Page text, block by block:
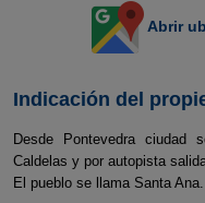
Abrir
Indicación del
Desde Pontevedra ciudad
Caldelas y por autopista
El pueblo se llama Santa Ana.